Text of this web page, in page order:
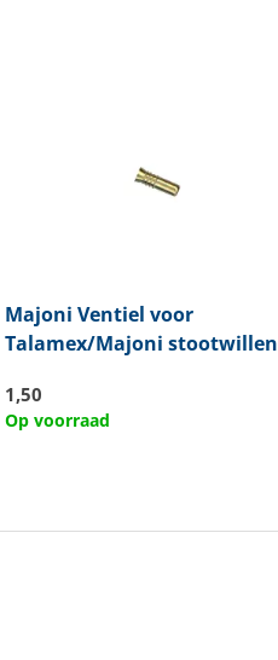
Majoni Ventiel voor
Talamex/Majoni stootwillen
1,50
Op voorraad